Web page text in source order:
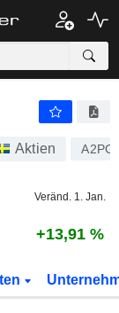
Aktien
Veränd. 1. Jan.
+13,91 %